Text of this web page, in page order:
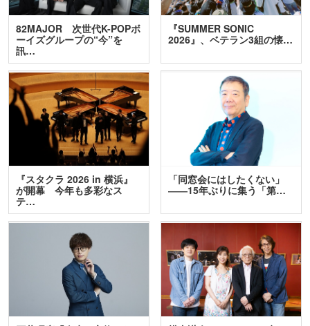
82MAJOR 次世代K-POPボ
ーイズグループの“今”を
訊…
『SUMMER SONIC
2026』、ベテラン3組の懐…
『スタクラ 2026 in 横浜』
が開幕 今年も多彩なス
テ…
「同窓会にはしたくない」
――15年ぶりに集う「第…